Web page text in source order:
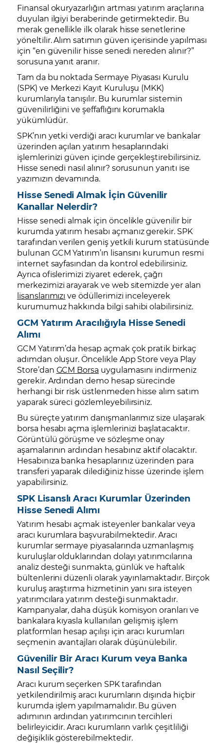
Finansal okuryazarlığın artması yatırım araçlarına
duyulan ilgiyi beraberinde getirmektedir. Bu
merak genellikle ilk olarak hisse senetlerine
yöneltilir. Alım satımın güven içerisinde yapılması
için “en güvenilir hisse senedi nereden alınır?”
sorusuna yanıt aranır.
Tam da bu noktada Sermaye Piyasası Kurulu
(SPK) ve Merkezi Kayıt Kuruluşu (MKK)
kurumlarıyla tanışılır. Bu kurumlar sistemin
güvenilirliğini ve şeffaflığını korumakla
yükümlüdür.
SPK’nın yetki verdiği aracı kurumlar ve bankalar
üzerinden açılan yatırım hesaplarındaki
işlemlerinizi güven içinde gerçekleştirebilirsiniz.
Hisse senedi nasıl alınır? sorusunun yanıtı ise
yazımızın devamında.
Hisse Senedi Almak İçin Güvenilir
Kanallar Nelerdir?
Hisse senedi almak için öncelikle güvenilir bir
kurumda yatırım hesabı açmanız gerekir. SPK
tarafından verilen geniş yetkili kurum statüsünde
bulunan GCM Yatırım’ın lisansını kurumun resmi
internet sayfasından da kontrol edebilirsiniz.
Ayrıca ofislerimizi ziyaret ederek, çağrı
merkezimizi arayarak ve web sitemizde yer alan
lisanslarımızı ve ödüllerimizi inceleyerek
kurumumuz hakkında bilgi sahibi olabilirsiniz.
GCM Yatırım Aracılığıyla Hisse Senedi
Alımı
GCM Yatırım’da hesap açmak çok pratik birkaç
adımdan oluşur. Öncelikle App Store veya Play
Store’dan GCM Borsa uygulamasını indirmeniz
gerekir. Ardından demo hesap sürecinde
herhangi bir risk üstlenmeden hisse alım satım
yaparak süreci gözlemleyebilirsiniz.
Bu süreçte yatırım danışmanlarımız size ulaşarak
borsa hesabı açma işlemlerinizi başlatacaktır.
Görüntülü görüşme ve sözleşme onay
aşamalarının ardından hesabınız aktif olacaktır.
Hesabınıza banka hesaplarınız üzerinden para
transferi yaparak dilediğiniz hisse üzerinde işlem
yapabilirsiniz.
SPK Lisanslı Aracı Kurumlar Üzerinden
Hisse Senedi Alımı
Yatırım hesabı açmak isteyenler bankalar veya
aracı kurumlara başvurabilmektedir. Aracı
kurumlar sermaye piyasalarında uzmanlaşmış
kuruluşlar olduklarından dolayı yatırımcılarına
analiz desteği sunmakta, günlük ve haftalık
bültenlerini düzenli olarak yayınlamaktadır. Birçok
kuruluş araştırma hizmetinin yanı sıra isteyen
yatırımcılara yatırım desteği sunmaktadır.
Kampanyalar, daha düşük komisyon oranları ve
bankalara kıyasla kullanılan gelişmiş işlem
platformları hesap açılışı için aracı kurumları
seçmenin avantajları olarak düşünülebilir.
Güvenilir Bir Aracı Kurum veya Banka
Nasıl Seçilir?
Aracı kurum seçerken SPK tarafından
yetkilendirilmiş aracı kurumların dışında hiçbir
kurumda işlem yapılmamalıdır. Bu güven
adımının ardından yatırımcının tercihleri
belirleyicidir. Aracı kurumların varlık çeşitliliği
değişiklik gösterebilmektedir.